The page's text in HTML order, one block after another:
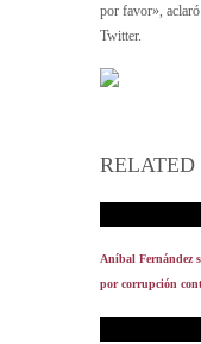
por favor»,
Twitter.
RELATED
Aníbal Fernández
por corrupción